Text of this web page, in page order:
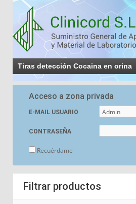
Tiras detección Cocaina en orina
Acceso a zona privada
E-MAIL USUARIO
CONTRASEÑA
Recuérdame
Filtrar productos